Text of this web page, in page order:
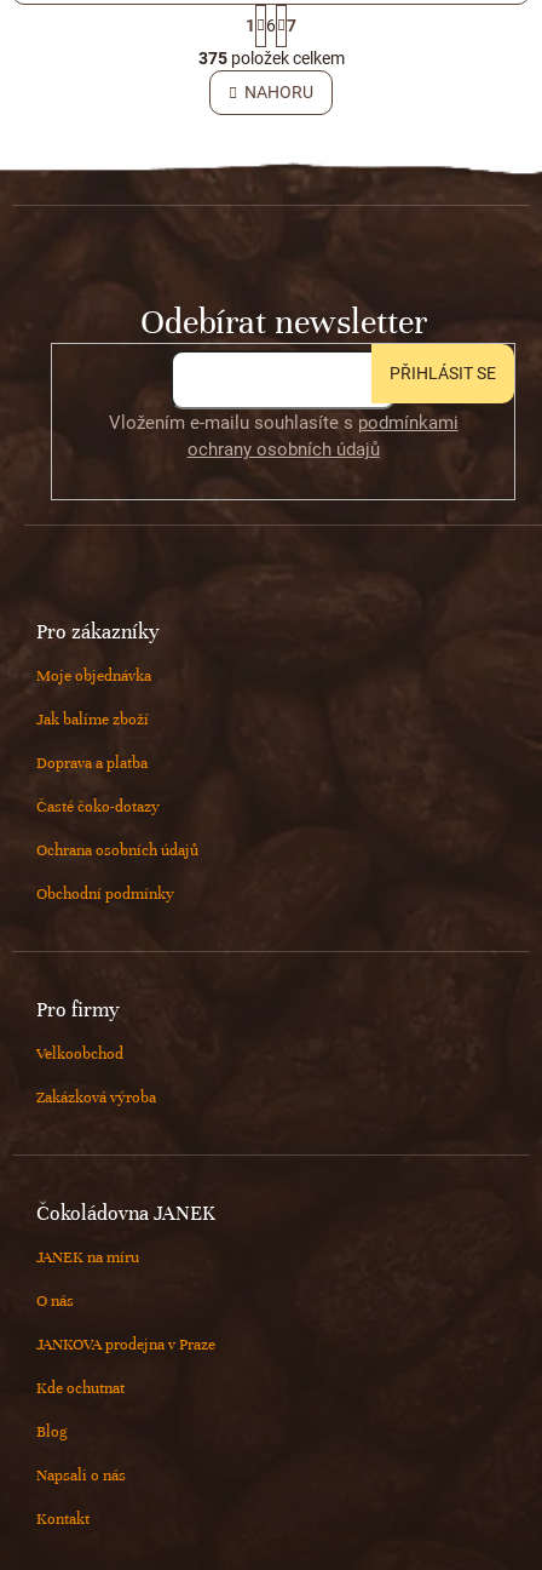
O
v
l
á
a
í
y
v
i
u
S
t
r
á
n
k
1 6 7
375položek celkem
NAHORU
Z
Odebírat newsletter
Vložením e-mailu souhlasíte s podmínkami
ochrany osobních údajů
PŘIHLÁSIT SE
Pro zákazníky
Moje objednávka
Jak balíme zboží
Doprava a platba
Časté čoko-dotazy
Ochrana osobních údajů
Obchodní podmínky
Pro firmy
Velkoobchod
Zakázková výroba
Čokoládovna JANEK
JANEK na míru
O nás
JANKOVA prodejna v Praze
Kde ochutnat
Blog
Napsali o nás
Kontakt